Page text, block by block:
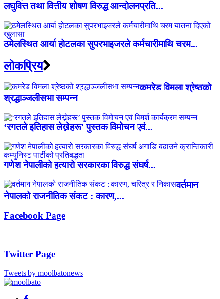
लघुवित्त तथा वित्तीय शोषण विरुद्ध आन्दोलनप्रति...
ठमेलस्थित आर्या होटलका सुपरभाइजरले कर्मचारीमाथि चरम...
लाेकप्रिय
कमरेड विमला श्रेष्ठको
श्रद्धाञ्जलीसभा सम्पन्न
‘रगतले इतिहास लेख्नेहरू’ पुस्तक विमोचन एवं...
गणेश नेपालीको हत्यारो सरकारका विरुद्ध संघर्ष...
वर्तमान
नेपालको राजनीतिक संकट : कारण,...
Facebook Page
Twitter Page
Tweets by moolbatonews